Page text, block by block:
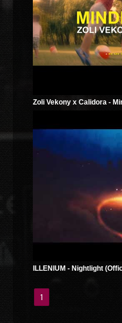
Zoli Vekony x Calidora -
ILLENIUM - Nightlight
1